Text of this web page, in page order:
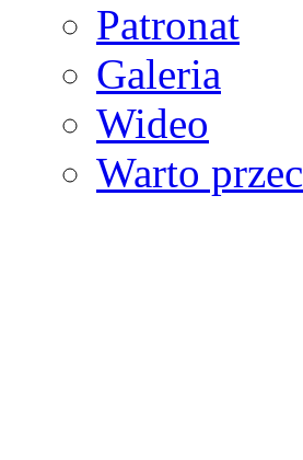
Patronat
Galeria
Wideo
Warto